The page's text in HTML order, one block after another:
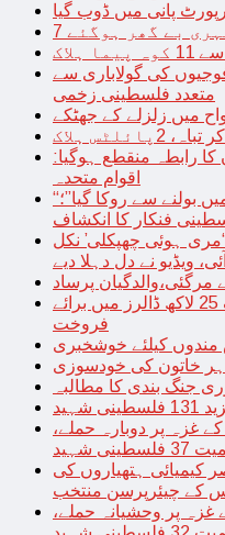
پانی میں ڈوب گیا
ہلاک
کی گولاباری سے
متعدد فلسطینی زخمی
میں زلزلے کے جھٹکے
ہلاک
رابطہ منقطع ہوگیا:
اقوام متحدہ
“ایوارڈ شو میں غزہ کے حق میں بولنے سے روکا گیا”؛
فنکار کا انکشاف
ہوئی چھپکلی’ نکل
آئی، ویڈیو نے دل دہلا دیے
پرساد
امریکا میں خوبصورت جزیرہ صرف 25 لاکھ ڈالرز میں برائے
فروخت
مندوں کیلئے خوشخبری
خاتون کی خودسوزی
جنگ بندی کا مطالبہ
غزہ پر دوبارہ حملے،
شہید
کیمیائی ہتھیاروں کی
کے چیئرپرسن منتخب
پر وحشیانہ حملے،